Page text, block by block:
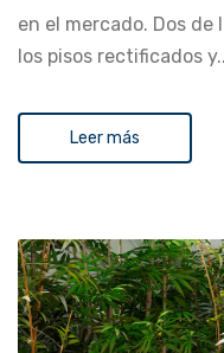
en el mercado. Dos de
los pisos rectificados
Leer más